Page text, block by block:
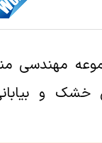
مهندسی
خشک و